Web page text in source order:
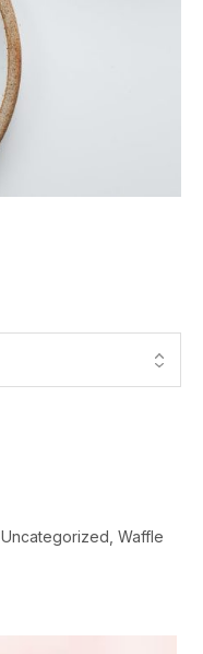
Uncategorized Waffle